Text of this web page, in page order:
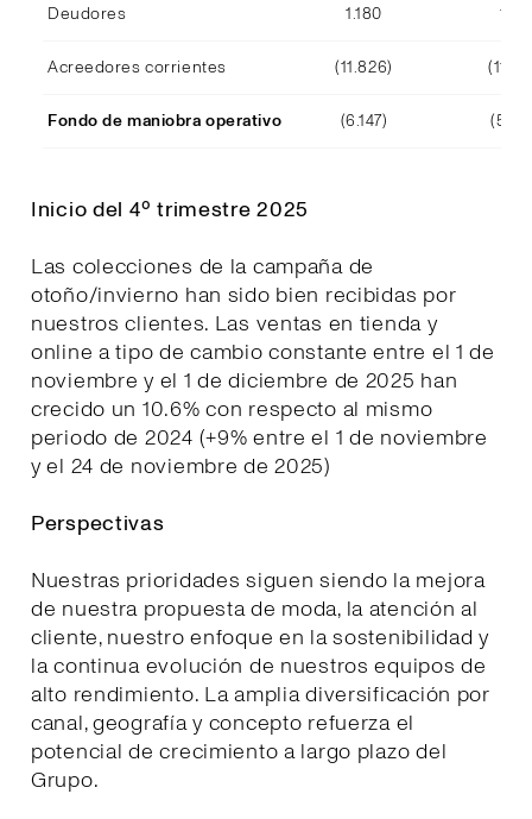
Deudores 1.180
Acreedores corrientes (11.826)
Fondo de maniobra operativo (6.147)
Inicio del 4º trimestre 2025
Las colecciones de la campaña de
otoño/invierno han sido bien recibidas por
nuestros clientes. Las ventas en tienda y
online a tipo de cambio constante entre el 1 de
noviembre y el 1 de diciembre de 2025 han
crecido un 10.6% con respecto al mismo
periodo de 2024 (+9% entre el 1 de noviembre
y el 24 de noviembre de 2025)
Perspectivas
Nuestras prioridades siguen siendo la mejora
de nuestra propuesta de moda, la atención al
cliente, nuestro enfoque en la sostenibilidad y
la continua evolución de nuestros equipos de
alto rendimiento. La amplia diversificación por
canal, geografía y concepto refuerza el
potencial de crecimiento a largo plazo del
Grupo.